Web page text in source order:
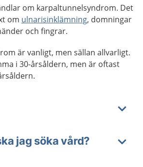
om karpaltunnelsyndrom. Det
om ulnarisinklämning, domningar
och fingrar.
är vanligt, men sällan allvarligt.
i 30-årsåldern, men är oftast
rn.
jag söka vård?